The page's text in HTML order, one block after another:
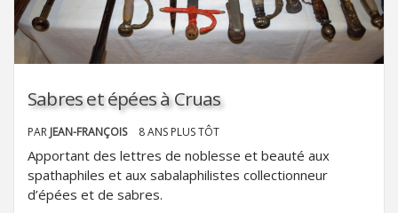
Sabres et épées à Cruas
PAR JEAN-FRANÇOIS 8 ANS PLUS TÔT
Apportant des lettres de noblesse et beauté aux
spathaphiles et aux sabalaphilistes collectionneur
d’épées et de sabres.